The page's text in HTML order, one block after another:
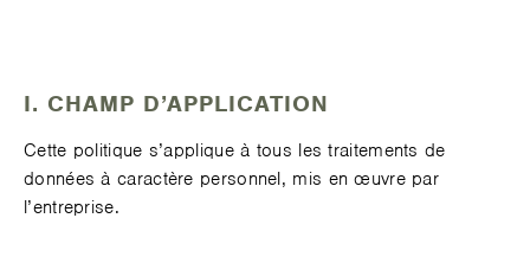
I. CHAMP D’APPLICATION
Cette politique s’applique à tous les traitements de
données à caractère personnel, mis en œuvre par
l’entreprise.